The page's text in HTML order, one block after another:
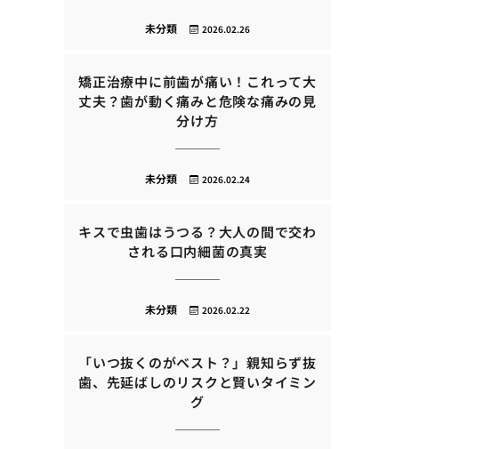
2026.02.26
未分類
矯正治療中に前歯が痛い！これって大
丈夫？歯が動く痛みと危険な痛みの見
分け方
2026.02.24
未分類
キスで虫歯はうつる？大人の間で交わ
される口内細菌の真実
2026.02.22
未分類
「いつ抜くのがベスト？」親知らず抜
歯、先延ばしのリスクと賢いタイミン
グ